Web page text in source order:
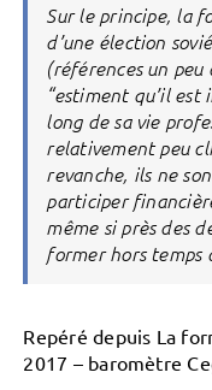
Sur le principe, la
d’une élection
(références un peu
“estiment qu’il
long de sa vie
relativement peu
revanche, ils ne
participer
même si près des
former hors temps
Repéré depuis La
2017 – baromètre